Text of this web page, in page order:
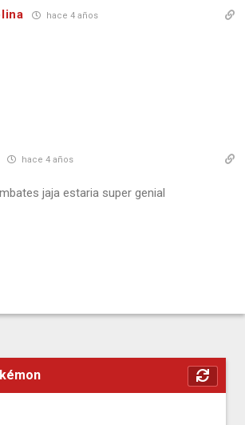
hace 4 años
hace 4 años
jaja estaria super genial